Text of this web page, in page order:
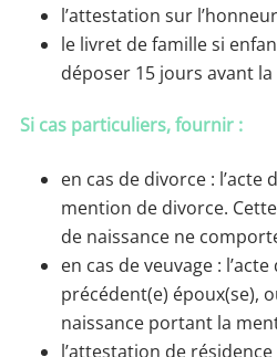
l’attestation sur
le livret de famille si
déposer 15 jours avant
Si cas particuliers, fournir :
en cas de divorce :
mention de divorce.
de naissance ne
en cas de veuvage :
précédent(e) époux(se),
naissance portant la
l’attestation de